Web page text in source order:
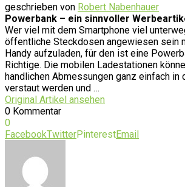
geschrieben von Robert Nabenhauer
Powerbank – ein sinnvoller
Wer viel mit dem Smartphone viel
öffentliche Steckdosen angewiesen sein
Handy aufzuladen, für den ist eine
Richtige. Die mobilen Ladestationen
handlichen Abmessungen ganz einfach in
verstaut werden und …
Original Artikel ansehen
0 Kommentar
0
FacebookTwitterPinterestEmail